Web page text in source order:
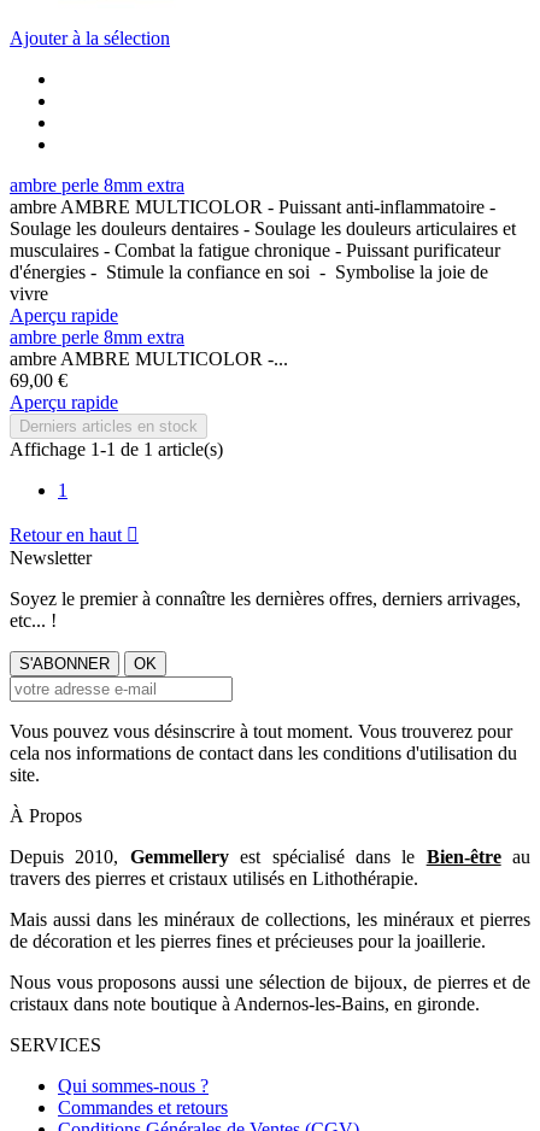
Ajouter à la sélection
ambre perle 8mm extra
ambre AMBRE MULTICOLOR - Puissant anti-inflammatoire -
Soulage les douleurs dentaires - Soulage les douleurs articulaires et
musculaires - Combat la fatigue chronique - Puissant purificateur
d'énergies - Stimule la confiance en soi - Symbolise la joie de
vivre
Aperçu rapide
ambre perle 8mm extra
ambre AMBRE MULTICOLOR -...
69,00 €
Aperçu rapide
Derniers articles en stock
Affichage 1-1 de 1 article(s)
1
Retour en haut 
Newsletter
Soyez le premier à connaître les dernières offres, derniers arrivages,
etc... !
Vous pouvez vous désinscrire à tout moment. Vous trouverez pour
cela nos informations de contact dans les conditions d'utilisation du
site.
À Propos
Depuis 2010, Gemmelleryest spécialisé dans le Bien-êtreau
travers des pierres et cristaux utilisés en Lithothérapie.
Mais aussi dans les minéraux de collections, les minéraux et pierres
de décoration et les pierres fines et précieuses pour la joaillerie.
Nous vous proposons aussi une sélection de bijoux, de pierres et de
cristaux dans note boutique à Andernos-les-Bains, en gironde.
SERVICES
Qui sommes-nous ?
Commandes et retours